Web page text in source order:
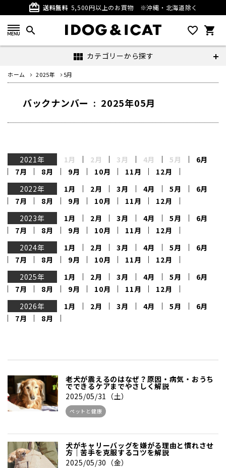
card_giftcard 送料無料 5,500円以上のお買物 ※沖縄・北海道除く
search favorite_outline shopping_cart
view_module カテゴリーから探す
ホーム 2025年 5月
バックナンバー : 2025年05月
2021年 1月 2月 3月 4月 5月
6月
7月
8月 9月 10月 11月
12月
2022年
1月 2月 3月 4月 5月
6月
7月
8月 9月 10月 11月
12月
2023年
1月 2月 3月 4月 5月
6月
7月
8月 9月 10月 11月
12月
2024年
1月 2月 3月 4月 5月
6月
7月
8月 9月 10月 11月
12月
2025年
1月 2月 3月 4月 5月
6月
7月
8月 9月 10月 11月
12月
2026年
1月 2月 3月 4月 5月
6月
7月
8月
老犬が震えるのはなぜ？原因・病気・おうち
でできるケアまでやさしく解説
2025/05/31（土）
ペットと健康
犬がキャリーバッグを嫌がる理由と慣れさせ
方｜苦手を克服するコツを解説
2025/05/30（金）